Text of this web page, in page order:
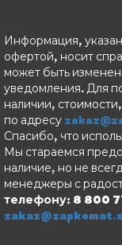
Информация,
офертой, носит
может быть
уведомления. Для
наличии,
по адресу
Спасибо, что
Мы стараемся
наличие, но не
менеджеры с
телефону: 8 800